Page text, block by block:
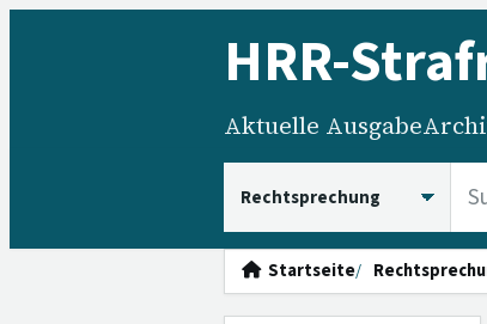
HRR-
Aktuelle Ausgabe
Startseite